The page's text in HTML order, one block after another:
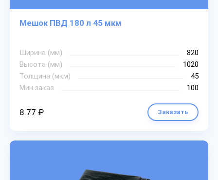
Мешок ПВД 180 л 45 мкм
Ширина (мм)
820
Высота (мм)
1020
Толщина (мкм)
45
Мин.заказ
100
8.77 ₽ Заказать